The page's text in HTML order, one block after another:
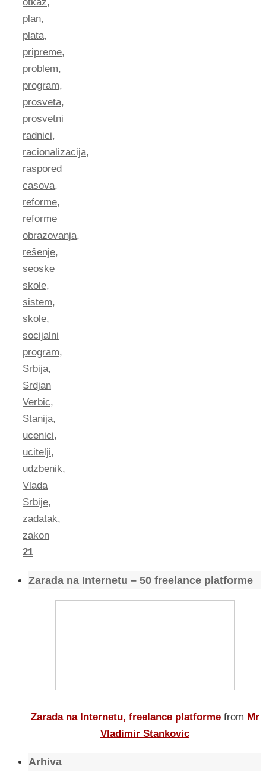
plan,
plata,
pripreme,
problem,
program,
prosveta,
prosvetni
radnici,
racionalizacija,
raspored
casova,
reforme,
reforme
obrazovanja,
rešenje,
seoske
skole,
sistem,
skole,
socijalni
program,
Srbija,
Srdjan
Verbic,
Stanija,
ucenici,
ucitelji,
udzbenik,
Vlada
Srbije,
zadatak,
zakon
21
Zarada na Internetu – 50 freelance platforme
Zarada na Internetu, freelance platforme from Mr
Vladimir Stankovic
Arhiva